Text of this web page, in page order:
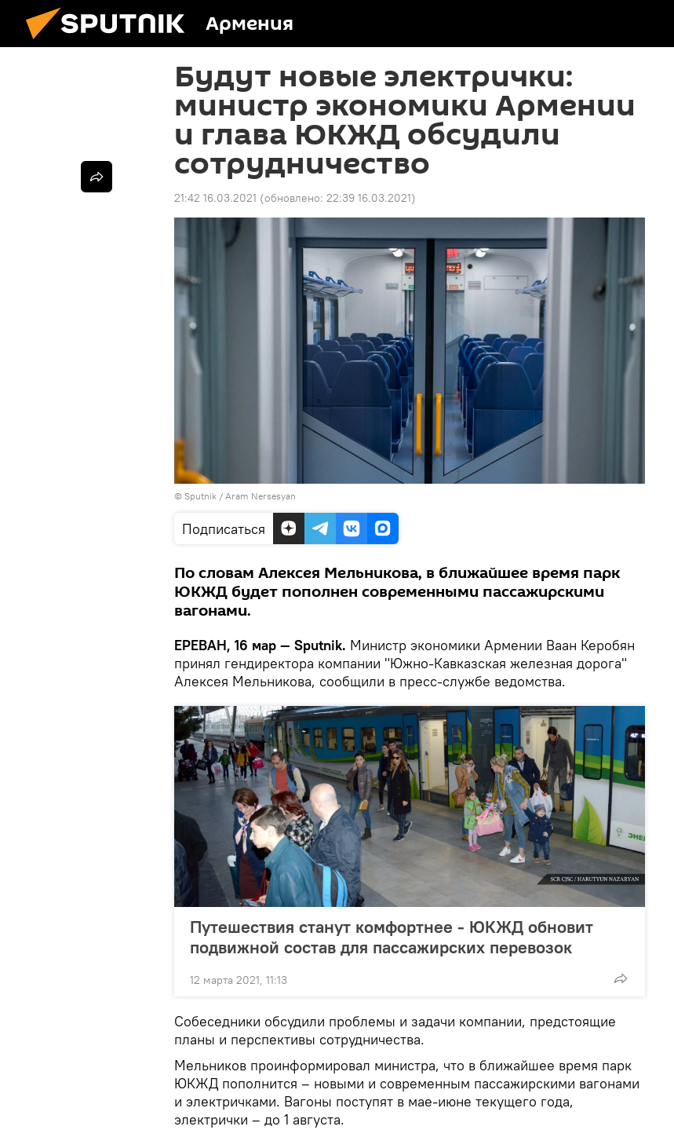
Армения
Будут новые электрички:
министр экономики Армении
и глава ЮКЖД обсудили
сотрудничество
21:42 16.03.2021 (обновлено: 22:39 16.03.2021)
© Sputnik / Aram Nersesyan
Подписаться
По словам Алексея Мельникова, в ближайшее время парк
ЮКЖД будет пополнен современными пассажирскими
вагонами.
ЕРЕВАН, 16 мар — Sputnik. Министр экономики Армении Ваан Керобян
принял гендиректора компании "Южно-Кавказская железная дорога"
Алексея Мельникова, сообщили в пресс-службе ведомства.
Путешествия станут комфортнее - ЮКЖД обновит
подвижной состав для пассажирских перевозок
12 марта 2021, 11:13
Собеседники обсудили проблемы и задачи компании, предстоящие
планы и перспективы сотрудничества.
Мельников проинформировал министра, что в ближайшее время парк
ЮКЖД пополнится – новыми и современным пассажирскими вагонами
и электричками. Вагоны поступят в мае-июне текущего года,
электрички – до 1 августа.